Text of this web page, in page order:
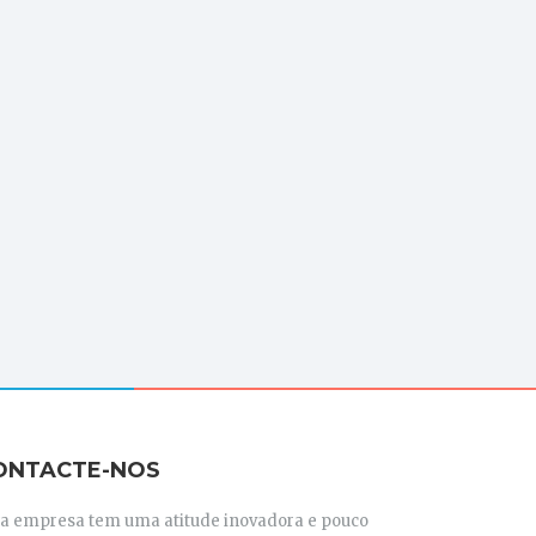
NOS
empresa tem uma atitude inovadora e pouco